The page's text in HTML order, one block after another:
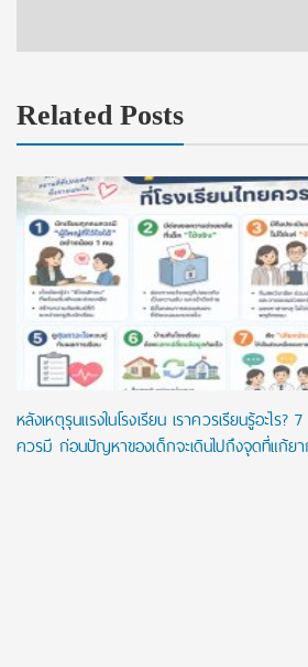
Related Posts
หลังเหตุรุนแรงในโรงเรียน เราควรเรียนรู้อะไร?
ควรมี ก่อนปัญหาของเด็กจะเดินไปถึงจุดที่แก้ย